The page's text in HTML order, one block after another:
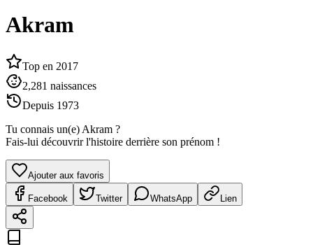
Akram
Top en 2017
2,281 naissances
Depuis 1973
Tu connais un(e) Akram ?
Fais-lui découvrir l'histoire derrière son prénom !
Ajouter aux favoris
Facebook Twitter WhatsApp Lien